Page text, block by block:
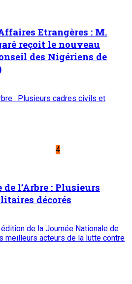
Etrangères : M.
reçoit le nouveau
des Nigériens de
: Plusieurs cadres civils et
4
l’Arbre : Plusieurs
décorés
de la Journée Nationale de
meilleurs acteurs de la lutte contre